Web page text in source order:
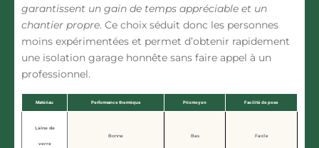
garantissent un gain de temps appréciable et un
chantier propre. Ce choix séduit donc les personnes
moins expérimentées et permet d’obtenir rapidement
une isolation garage honnête sans faire appel à un
professionnel.
Matériau Performance thermique Prix moyen Facilité de pose
Laine de
verre
Bonne Bas Facile